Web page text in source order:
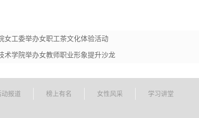
工委举办女职工茶文化体验活动
学院举办女教师职业形象提升沙龙
动报道 榜上有名 女性风采 学习讲堂